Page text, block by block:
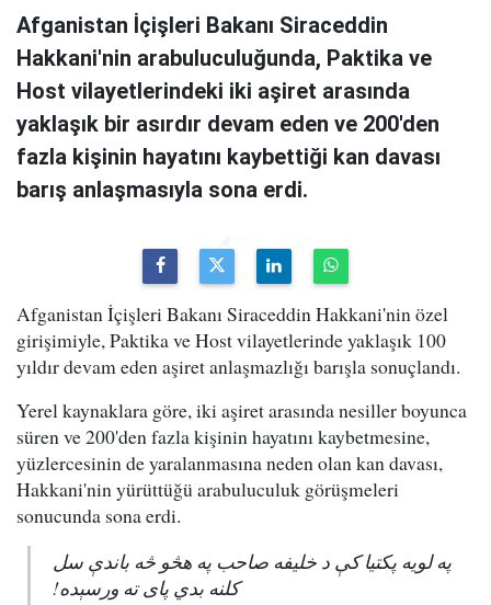
Afganistan İçişleri Bakanı Siraceddin
Hakkani'nin arabuluculuğunda, Paktika ve
Host vilayetlerindeki iki aşiret arasında
yaklaşık bir asırdır devam eden ve 200'den
fazla kişinin hayatını kaybettiği kan davası
barış anlaşmasıyla sona erdi.
Afganistan İçişleri Bakanı Siraceddin Hakkani'nin özel
girişimiyle, Paktika ve Host vilayetlerinde yaklaşık 100
yıldır devam eden aşiret anlaşmazlığı barışla sonuçlandı.
Yerel kaynaklara göre, iki aşiret arasında nesiller boyunca
süren ve 200'den fazla kişinin hayatını kaybetmesine,
yüzlercesinin de yaralanmasına neden olan kan davası,
Hakkani'nin yürüttüğü arabuluculuk görüşmeleri
sonucunda sona erdi.
په لویه پکتیا کې د خلیفه صاحب په هڅو څه باندې سل
کلنه بدي پای ته ورسېده!